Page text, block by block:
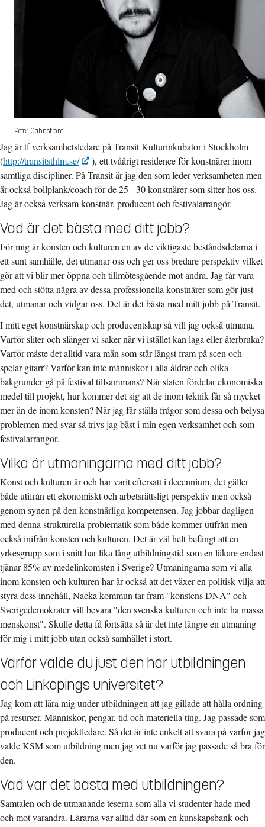
Peter Gahnström
Jag är tf verksamhetsledare på Transit Kulturinkubator i Stockholm
(http://transitsthlm.se/
), ett tvåårigt residence för konstnärer inom
samtliga discipliner. På Transit är jag den som leder verksamheten men
är också bollplank/coach för de 25 - 30 konstnärer som sitter hos oss.
Jag är också verksam konstnär, producent och festivalarrangör.
Vad är det bästa med ditt jobb?
För mig är konsten och kulturen en av de viktigaste beståndsdelarna i
ett sunt samhälle, det utmanar oss och ger oss bredare perspektiv vilket
gör att vi blir mer öppna och tillmötesgående mot andra. Jag får vara
med och stötta några av dessa professionella konstnärer som gör just
det, utmanar och vidgar oss. Det är det bästa med mitt jobb på Transit.
I mitt eget konstnärskap och producentskap så vill jag också utmana.
Varför sliter och slänger vi saker när vi istället kan laga eller återbruka?
Varför måste det alltid vara män som står längst fram på scen och
spelar gitarr? Varför kan inte människor i alla åldrar och olika
bakgrunder gå på festival tillsammans? När staten fördelar ekonomiska
medel till projekt, hur kommer det sig att de inom teknik får så mycket
mer än de inom konsten? När jag får ställa frågor som dessa och belysa
problemen med svar så trivs jag bäst i min egen verksamhet och som
festivalarrangör.
Vilka är utmaningarna med ditt jobb?
Konst och kulturen är och har varit eftersatt i decennium, det gäller
både utifrån ett ekonomiskt och arbetsrättsligt perspektiv men också
genom synen på den konstnärliga kompetensen. Jag jobbar dagligen
med denna strukturella problematik som både kommer utifrån men
också inifrån konsten och kulturen. Det är väl helt befängt att en
yrkesgrupp som i snitt har lika lång utbildningstid som en läkare endast
tjänar 85% av medelinkomsten i Sverige? Utmaningarna som vi alla
inom konsten och kulturen har är också att det växer en politisk vilja att
styra dess innehåll, Nacka kommun tar fram "konstens DNA" och
Sverigedemokrater vill bevara "den svenska kulturen och inte ha massa
menskonst". Skulle detta få fortsätta så är det inte längre en utmaning
för mig i mitt jobb utan också samhället i stort.
Varför valde du just den här utbildningen
och Linköpings universitet?
Jag kom att lära mig under utbildningen att jag gillade att hålla ordning
på resurser. Människor, pengar, tid och materiella ting. Jag passade som
producent och projektledare. Så det är inte enkelt att svara på varför jag
valde KSM som utbildning men jag vet nu varför jag passade så bra för
den.
Vad var det bästa med utbildningen?
Samtalen och de utmanande teserna som alla vi studenter hade med
och mot varandra. Lärarna var alltid där som en kunskapsbank och